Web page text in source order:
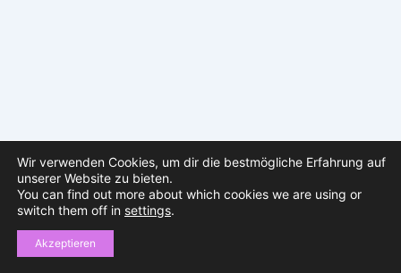
Copyright © 2026 sparklingfestival | Präsentiert von
Wir verwenden Cookies, um dir die bestmögliche Erfahrung auf
unserer Website zu bieten.
You can find out more about which cookies we are using or
switch them off in settings.
Akzeptieren